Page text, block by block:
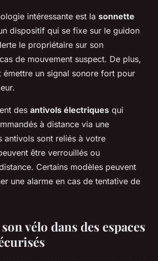
intéressante est la sonnette
dispositif qui se fixe sur le guidon
le propriétaire sur son
de mouvement suspect. De plus,
émettre un signal sonore fort pour
des antivols électriques qui
à distance via une
antivols sont reliés à votre
être verrouillés ou
Certains modèles peuvent
une alarme en cas de tentative de
vélo dans des espaces